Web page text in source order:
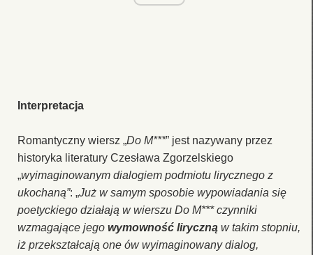
Interpretacja
Romantyczny wiersz „Do M***” jest nazywany przez
historyka literatury Czesława Zgorzelskiego
„wyimaginowanym dialogiem podmiotu lirycznego z
ukochaną”: „Już w samym sposobie wypowiadania się
poetyckiego działają w wierszu Do M*** czynniki
wzmagające jego wymowność liryczną w takim stopniu,
iż przekształcają one ów wyimaginowany dialog,